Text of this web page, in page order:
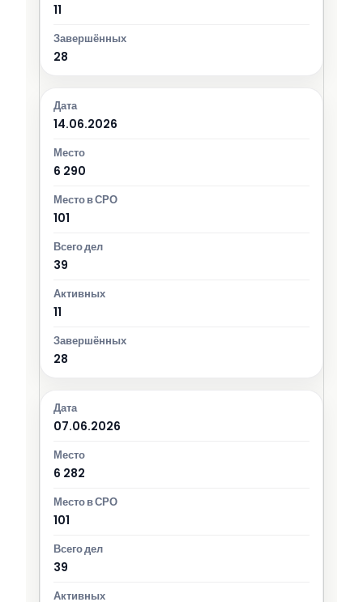
11
28
14.06.2026
6 290
101
39
11
28
07.06.2026
6 282
101
39